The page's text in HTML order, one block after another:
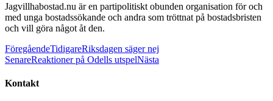
Jagvillhabostad.nu är en partipolitiskt obunden organisation för och
med unga bostadssökande och andra som tröttnat på bostadsbristen
och vill göra något åt den.
FöregåendeTidigareRiksdagen säger nej
SenareReaktioner på Odells utspelNästa
Kontakt